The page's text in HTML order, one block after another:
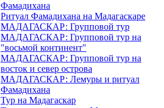
Фамадихана
Ритуал Фамадихана на Мадагаскаре
МАДАГАСКАР: Групповой тур
МАДАГАСКАР: Групповой тур на
"восьмой континент"
МАДАГАСКАР: Групповой тур на
восток и север острова
МАДАГАСКАР: Лемуры и ритуал
Фамадихана
Тур на Мадагаскар